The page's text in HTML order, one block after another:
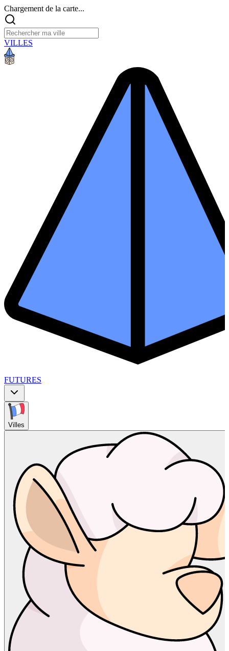
Chargement de la carte...
VILLES
FUTURES
Villes